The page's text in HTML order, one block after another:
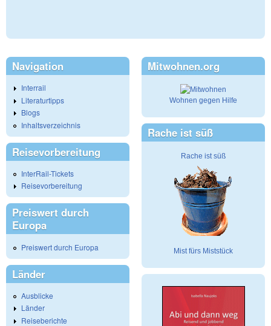
Navigation
Interrail
Literaturtipps
Blogs
Inhaltsverzeichnis
Reisevorbereitung
InterRail-Tickets
Reisevorbereitung
Preiswert durch
Europa
Preiswert durch Europa
Länder
Ausblicke
Länder
Reiseberichte
Mitwohnen.org
Wohnen gegen Hilfe
Rache ist süß
Rache ist süß
Mist fürs Miststück